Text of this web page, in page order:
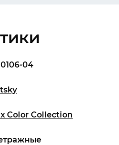
04
Color Collection